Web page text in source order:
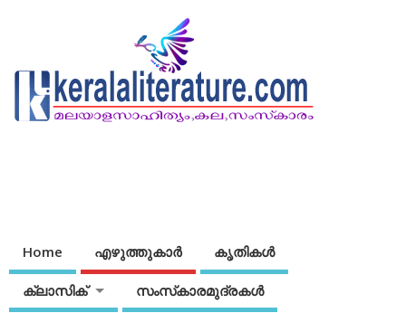
Home എഴുത്തുകാര്‍ കൃതികൾ
ക്ലാസിക് സംസ്‌കാരമുദ്രകള്‍